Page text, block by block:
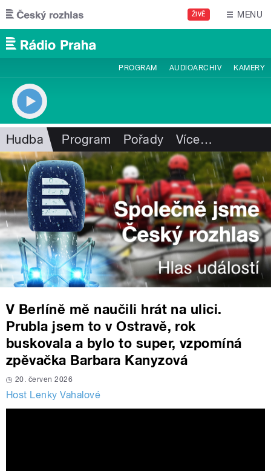
Přejít k hlavnímu obsahu
ŽIVĚ MENU
PROGRAM AUDIOARCHIV KAMERY
Hudba Program Pořady Více…
V Berlíně mě naučili hrát na ulici.
Prubla jsem to v Ostravě, rok
buskovala a bylo to super, vzpomíná
zpěvačka Barbara Kanyzová
20. červen 2026
Host Lenky Vahalové